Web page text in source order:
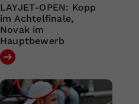
LAYJET-OPEN: Kopp
im Achtelfinale,
Novak im
Hauptbewerb